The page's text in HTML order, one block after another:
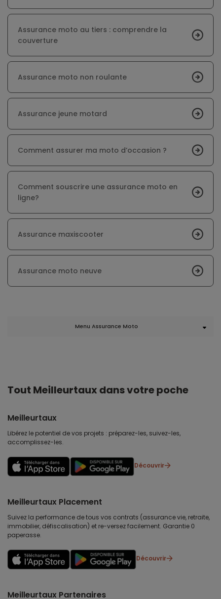
Assurance moto au tiers : comprendre la
couverture
Assurance moto non roulante
Assurance jeune motard
Comment assurer ma moto d’occasion ?
Comment souscrire une assurance moto en
ligne?
Assurance maxiscooter
Assurance moto neuve
Menu Assurance Moto
Tout Meilleurtaux dans votre poche
Meilleurtaux
Libérez le potentiel de vos projets : préparez-les, suivez-les,
accomplissez-les.
Découvrir
Meilleurtaux Placement
Suivez la performance de tous vos contrats (assurance vie, retraite,
immobilier, défiscalisation) et re-versez facilement. Garantie 0
paperasse.
Découvrir
Meilleurtaux Partenaires